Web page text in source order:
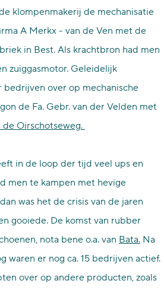
klompenmakerij de mechanisatie
A Merkx - van de Ven met de
in Best. Als krachtbron had men
zuiggasmotor. Geleidelijk
bedrijven over op mechanische
de Fa. Gebr. van der Velden met
Oirschotseweg.
in de loop der tijd veel ups en
men te kampen met hevige
was het de crisis van de jaren
gooiede. De komst van rubber
nota bene o.a. van Bata. Na
waren er nog ca. 15 bedrijven actief.
over op andere producten, zoals